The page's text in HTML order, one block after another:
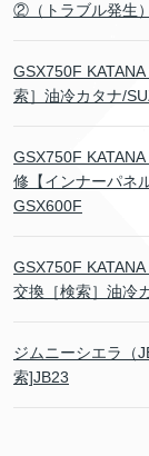
②（トラブル発生
GSX750F
索］油冷カタナ/
GSX750F
修【インナーパネ
GSX600F
GSX750F
交換［検索］油冷
ジムニーシエラ（
索]JB23